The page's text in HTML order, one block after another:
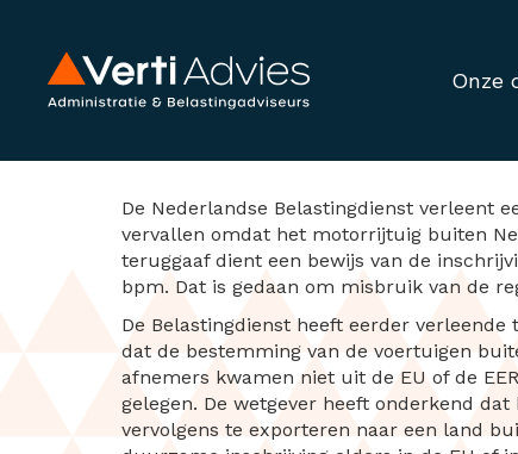
Onze
De Nederlandse Belastingdienst verleent
vervallen omdat het motorrijtuig buiten
teruggaaf dient een bewijs van de
bpm. Dat is gedaan om misbruik van de
De Belastingdienst heeft eerder
dat de bestemming van de voertuigen
afnemers kwamen niet uit de EU of de
gelegen. De wetgever heeft onderkend
vervolgens te exporteren naar een land